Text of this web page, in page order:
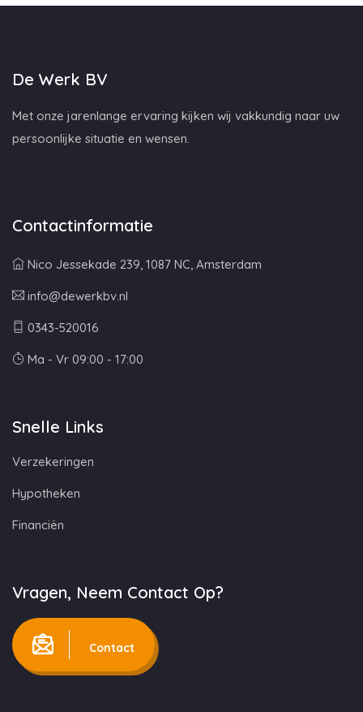
De Werk BV
Met onze jarenlange ervaring kijken wij vakkundig naar uw
persoonlijke situatie en wensen.
Contactinformatie
Nico Jessekade 239, 1087 NC, Amsterdam
info@dewerkbv.nl
0343-520016
Ma - Vr 09:00 - 17:00
Snelle Links
Verzekeringen
Hypotheken
Financiën
Vragen, Neem Contact Op?
Contact